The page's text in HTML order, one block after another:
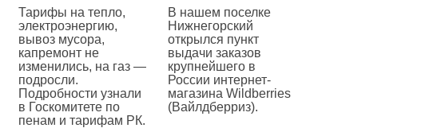
Тарифы на тепло,
электроэнергию,
вывоз мусора,
капремонт не
изменились, на газ —
подросли.
Подробности узнали
в Госкомитете по
пенам и тарифам РК.
В нашем поселке
Нижнегорский
открылся пункт
выдачи заказов
крупнейшего в
России интернет-
магазина Wildberries
(Вайлдберриз).